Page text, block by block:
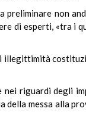
preliminare non
di esperti, «tra i
illegittimità
nei riguardi degli
della messa alla